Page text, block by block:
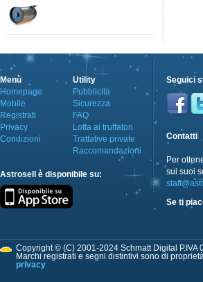
Menù
Homepage
Mobile
Registrati
Privacy
Condizioni
Utility
Pubblicità
Sicurezza
FAQ
Lotta ai truffatori
Trattative private
Raccomandazioni
Astrosell è disponibile su:
Seguici
Contatti
Per
sui suoi
Se ti
Copyright © (C) 2001-2024 Schmatt Digital
Marchi registrati e segni distintivi sono di
privacy